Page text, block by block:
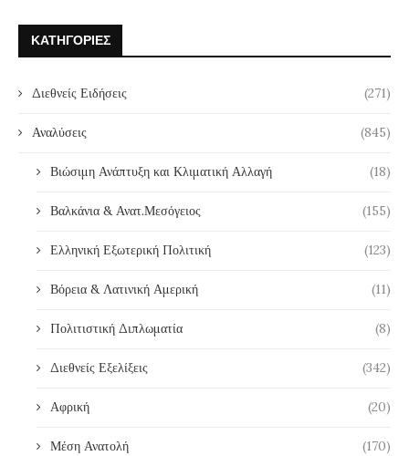
ΚΑΤΗΓΟΡΊΕΣ
Διεθνείς Ειδήσεις (271)
Αναλύσεις (845)
Βιώσιμη Ανάπτυξη και Κλιματική Αλλαγή (18)
Βαλκάνια & Ανατ.Μεσόγειος (155)
Ελληνική Εξωτερική Πολιτική (123)
Βόρεια & Λατινική Αμερική (11)
Πολιτιστική Διπλωματία (8)
Διεθνείς Εξελίξεις (342)
Αφρική (20)
Μέση Ανατολή (170)